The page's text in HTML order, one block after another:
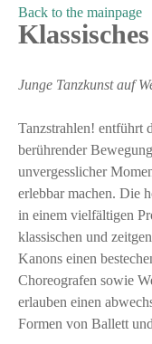
Back to the mainpage
Junge Tanzkunst auf
Tanzstrahlen! entführt
berührender
unvergesslicher
erlebbar machen. Die
in einem vielfältigen
klassischen und
Kanons einen
Choreografen sowie
erlauben einen
Formen von Ballett